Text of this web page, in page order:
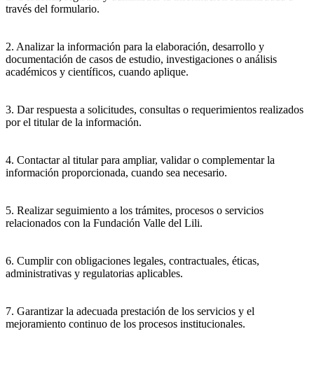
través del formulario.
2. Analizar la información para la elaboración, desarrollo y
documentación de casos de estudio, investigaciones o análisis
académicos y científicos, cuando aplique.
3. Dar respuesta a solicitudes, consultas o requerimientos realizados
por el titular de la información.
4. Contactar al titular para ampliar, validar o complementar la
información proporcionada, cuando sea necesario.
5. Realizar seguimiento a los trámites, procesos o servicios
relacionados con la Fundación Valle del Lili.
6. Cumplir con obligaciones legales, contractuales, éticas,
administrativas y regulatorias aplicables.
7. Garantizar la adecuada prestación de los servicios y el
mejoramiento continuo de los procesos institucionales.